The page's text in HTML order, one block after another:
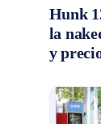
Hunk
la
y